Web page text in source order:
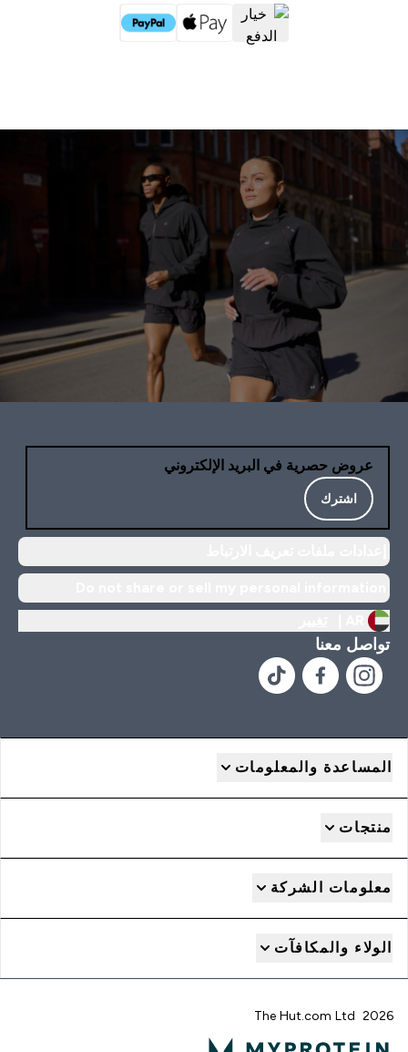
عروض حصرية في البريد الإلكتروني
اشترك
تواصل معنا
المساعدة والمعلومات
منتجات
معلومات الشركة
الولاء والمكافآت
2026 The Hut.com Ltd